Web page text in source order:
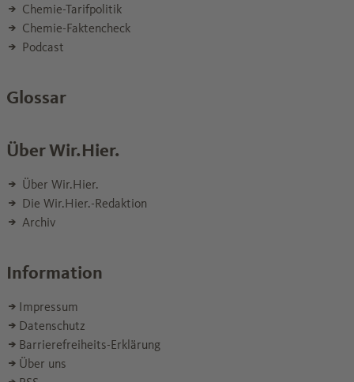
Chemie-Tarifpolitik
Chemie-Faktencheck
Podcast
Glossar
Über Wir.Hier.
Über Wir.Hier.
Die Wir.Hier.-Redaktion
Archiv
Information
Impressum
Datenschutz
Barrierefreiheits-Erklärung
Über uns